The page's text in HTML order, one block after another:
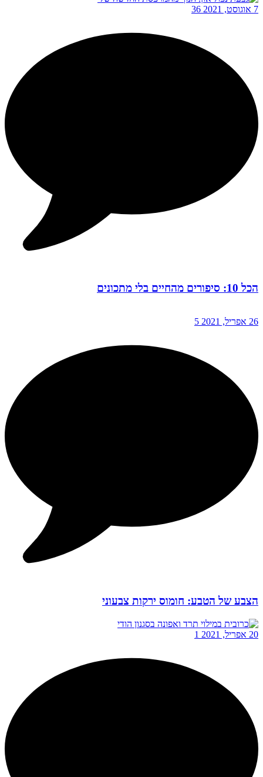
7 אוגוסט, 2021 36
הכל 10: סיפורים מהחיים בלי מתכונים
26 אפריל, 2021 5
הצבע של הטבע: חומוס ירקות צבעוני
20 אפריל, 2021 1